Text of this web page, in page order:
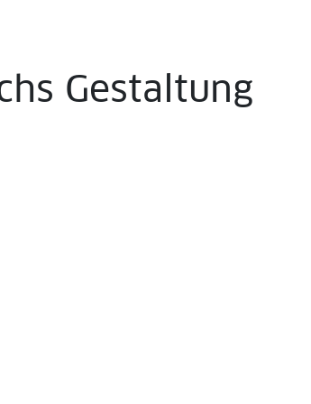
Gestaltung